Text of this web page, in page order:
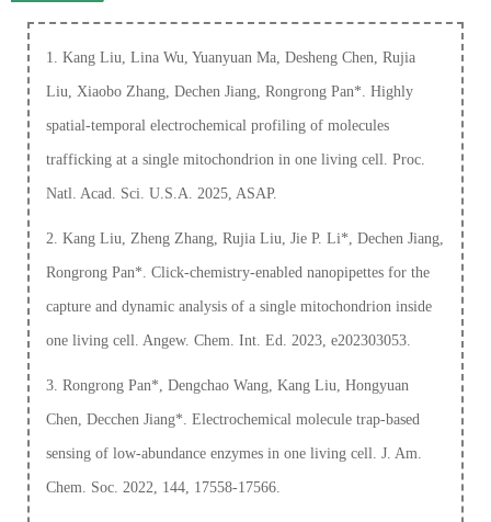
1. Kang Liu, Lina Wu, Yuanyuan Ma, Desheng Chen, Rujia
Liu, Xiaobo Zhang, Dechen Jiang, Rongrong Pan*. Highly
spatial-temporal electrochemical profiling of molecules
trafficking at a single mitochondrion in one living cell. Proc.
Natl. Acad. Sci. U.S.A. 2025, ASAP.
2. Kang Liu, Zheng Zhang, Rujia Liu, Jie P. Li*, Dechen Jiang,
Rongrong Pan*. Click-chemistry-enabled nanopipettes for the
capture and dynamic analysis of a single mitochondrion inside
one living cell. Angew. Chem. Int. Ed. 2023, e202303053.
3. Rongrong Pan*, Dengchao Wang, Kang Liu, Hongyuan
Chen, Decchen Jiang*. Electrochemical molecule trap-based
sensing of low-abundance enzymes in one living cell. J. Am.
Chem. Soc. 2022, 144, 17558-17566.